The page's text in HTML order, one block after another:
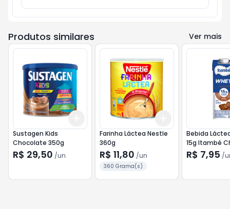
Produtos similares Ver mais
5 +10
Add
Sustagen Kids
Chocolate 350g
R$ 29,50 /un
10
Add
Farinha Láctea Nestle
360g
R$ 11,80 /un
360 Grama(s)
Bebida
15g Itambé
250ml
R$ 7,95 /